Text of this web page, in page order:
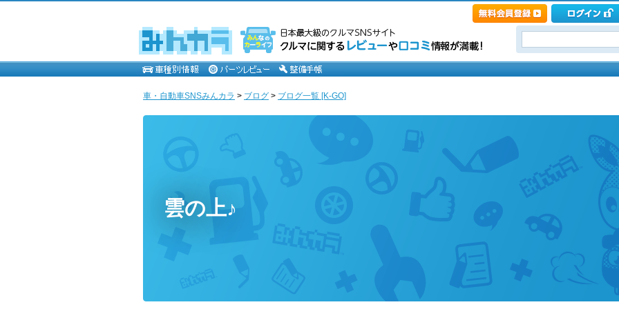
車・自動車SNSみんカラ > ブログ > ブログ一覧 [K-GO]
雲の上♪